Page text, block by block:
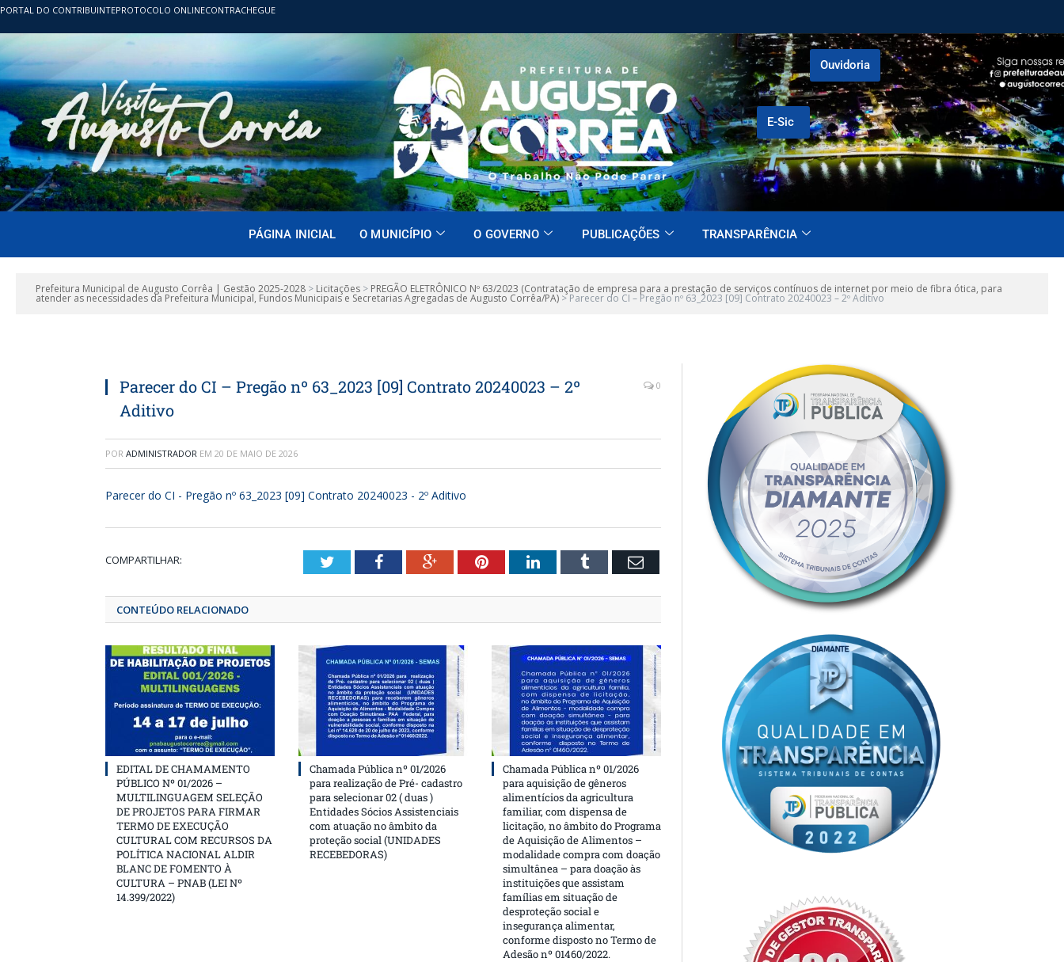
PORTAL DO CONTRIBUINTEPROTOCOLO ONLINECONTRACHEGUE
E-Sic
Ouvidoria
PÁGINA INICIAL O MUNICÍPIO O GOVERNO PUBLICAÇÕES TRANSPARÊNCIA
Prefeitura Municipal de Augusto Corrêa | Gestão 2025-2028 > Licitações > PREGÃO ELETRÔNICO Nº 63/2023 (Contratação de empresa para a prestação de serviços contínuos de internet por meio de fibra ótica, para
atender as necessidades da Prefeitura Municipal, Fundos Municipais e Secretarias Agregadas de Augusto Corrêa/PA) >Parecer do CI – Pregão nº 63_2023 [09] Contrato 20240023 – 2º Aditivo
Parecer do CI – Pregão nº 63_2023 [09] Contrato 20240023 – 2º
Aditivo
0
POR ADMINISTRADOR EM 20 DE MAIO DE 2026
Parecer do CI - Pregão nº 63_2023 [09] Contrato 20240023 - 2º Aditivo
COMPARTILHAR: TwitterFacebookGoogle+Pinterest
LinkedInTumblrEmail
CONTEÚDO RELACIONADO
EDITAL DE CHAMAMENTO
PÚBLICO Nº 01/2026 –
MULTILINGUAGEM SELEÇÃO
DE PROJETOS PARA FIRMAR
TERMO DE EXECUÇÃO
CULTURAL COM RECURSOS DA
POLÍTICA NACIONAL ALDIR
BLANC DE FOMENTO À
CULTURA – PNAB (LEI Nº
14.399/2022)
Chamada Pública nº 01/2026
para realização de Pré- cadastro
para selecionar 02 ( duas )
Entidades Sócios Assistenciais
com atuação no âmbito da
proteção social (UNIDADES
RECEBEDORAS)
Chamada Pública nº 01/2026
para aquisição de gêneros
alimentícios da agricultura
familiar, com dispensa de
licitação, no âmbito do Programa
de Aquisição de Alimentos –
modalidade compra com doação
simultânea – para doação às
instituições que assistam
famílias em situação de
desproteção social e
insegurança alimentar,
conforme disposto no Termo de
Adesão nº 01460/2022.